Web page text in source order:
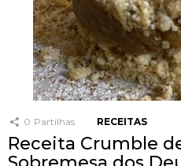
0 Partilhas RECEITAS
Receita Crumble